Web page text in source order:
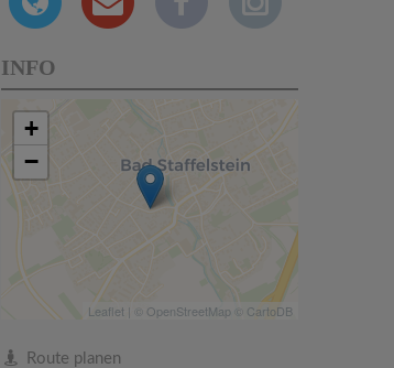
INFO
+
−
Leaflet | © OpenStreetMap © CartoDB
Route planen